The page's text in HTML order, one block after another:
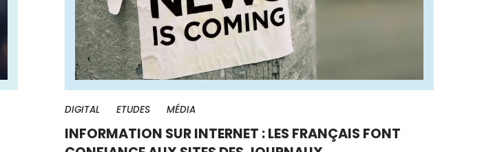
DIGITAL ETUDES MÉDIA
INFORMATION SUR INTERNET : LES FRANÇAIS FONT